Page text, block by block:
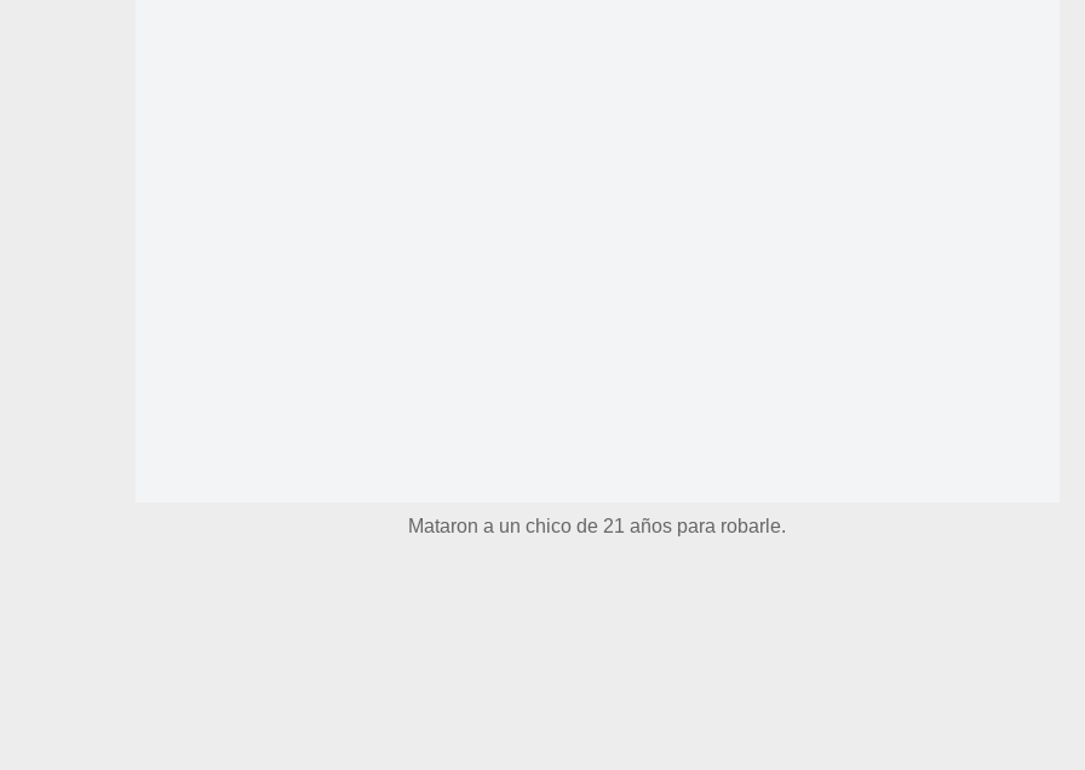
Mataron a un chico de 21 años para robarle.